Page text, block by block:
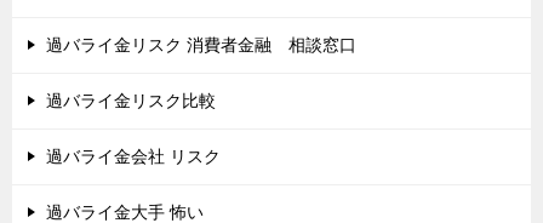
過バライ金リスク 消費者金融 相談窓口
過バライ金リスク比較
過バライ金会社 リスク
過バライ金大手 怖い